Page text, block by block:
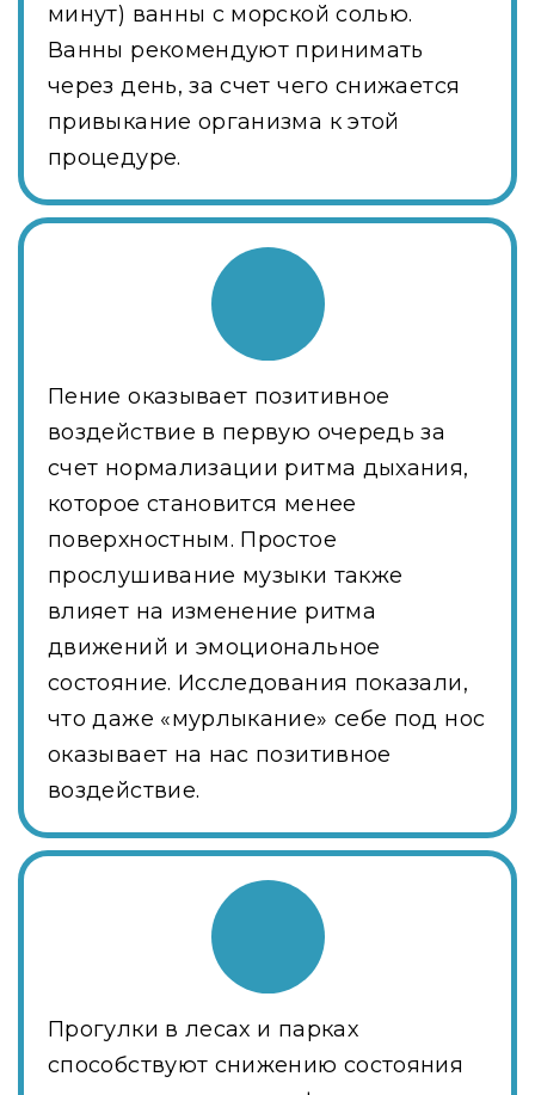
минут) ванны с морской солью.
Ванны рекомендуют принимать
через день, за счет чего снижается
привыкание организма к этой
процедуре.
Пение оказывает позитивное
воздействие в первую очередь за
счет нормализации ритма дыхания,
которое становится менее
поверхностным. Простое
прослушивание музыки также
влияет на изменение ритма
движений и эмоциональное
состояние. Исследования показали,
что даже «мурлыкание» себе под нос
оказывает на нас позитивное
воздействие.
Прогулки в лесах и парках
способствуют снижению состояния